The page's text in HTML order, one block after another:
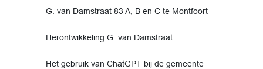
G. van Damstraat 83 A, B en C te Montfoort
Herontwikkeling G. van Damstraat
Het gebruik van ChatGPT bij de gemeente